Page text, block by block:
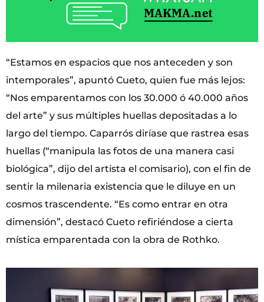
“Estamos en espacios que nos anteceden y son
intemporales”, apuntó Cueto, quien fue más lejos:
“Nos emparentamos con los 30.000 ó 40.000 años
del arte” y sus múltiples huellas depositadas a lo
largo del tiempo. Caparrós diríase que rastrea esas
huellas (“manipula las fotos de una manera casi
biológica”, dijo del artista el comisario), con el fin de
sentir la milenaria existencia que le diluye en un
cosmos trascendente. “Es como entrar en otra
dimensión”, destacó Cueto refiriéndose a cierta
mística emparentada con la obra de Rothko.